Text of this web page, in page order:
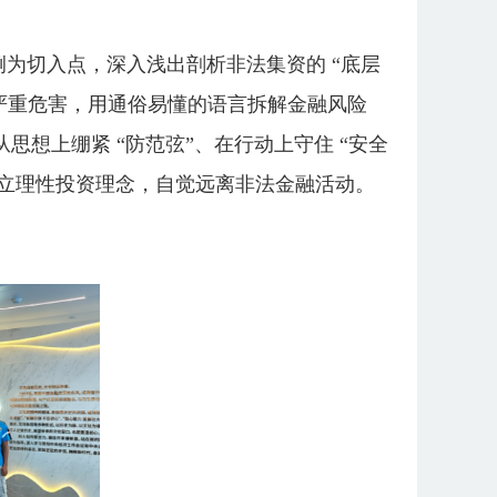
切入点，深入浅出剖析非法集资的 “底层
危害，用通俗易懂的语言拆解金融风险
想上绷紧 “防范弦”、在行动上守住 “安全
性投资理念，自觉远离非法金融活动。